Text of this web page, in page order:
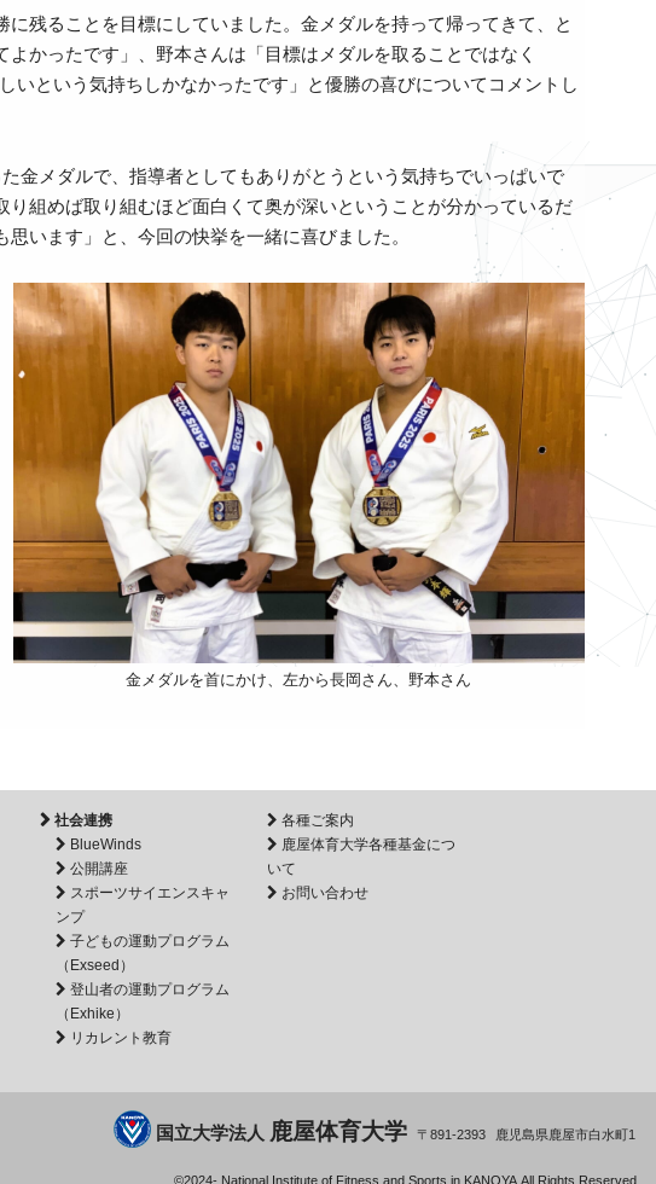
残ることを目標にしていました。金メダルを持って帰ってきて、と
かったです」、野本さんは「目標はメダルを取ることではなく
いという気持ちしかなかったです」と優勝の喜びについてコメントし
メダルで、指導者としてもありがとうという気持ちでいっぱいで
組めば取り組むほど面白くて奥が深いということが分かっているだ
います」と、今回の快挙を一緒に喜びました。
金メダルを首にかけ、左から長岡さん、野本さん
社会連携
BlueWinds
公開講座
スポーツサイエンスキャ
ンプ
子どもの運動プログラム
（Exseed）
登山者の運動プログラム
（Exhike）
リカレント教育
各種ご案内
鹿屋体育大学各種基金につ
いて
お問い合わせ
国立大学法人 鹿屋体育大学 891-2393 鹿児島県鹿屋市白水町1
©2024- National Institute of Fitness and Sports in KANOYA. All Rights Reserved.